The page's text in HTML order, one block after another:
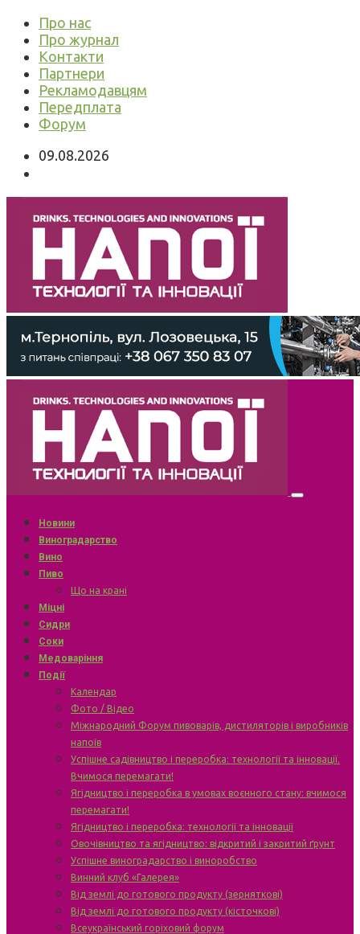
Про нас
Про журнал
Контакти
Партнери
Рекламодавцям
Передплата
Форум
09.08.2026
Новини
Виноградарство
Вино
Пиво
Що на крані
Міцні
Сидри
Соки
Медоваріння
Події
Календар
Фото / Відео
Міжнародний Форум пивоварів, дистиляторів і виробників
напоїв
Успішне садівництво і переробка: технології та інновації.
Вчимося перемагати!
Ягідництво і переробка в умовах воєнного стану: вчимося
перемагати!
Ягідництво і переробка: технології та інновації
Овочівництво та ягідництво: відкритий і закритий ґрунт
Успішне виноградарство і виноробство
Винний клуб «Галерея»
Від землі до готового продукту (зерняткові)
Від землі до готового продукту (кісточкові)
Всеукраїнський горіховий форум